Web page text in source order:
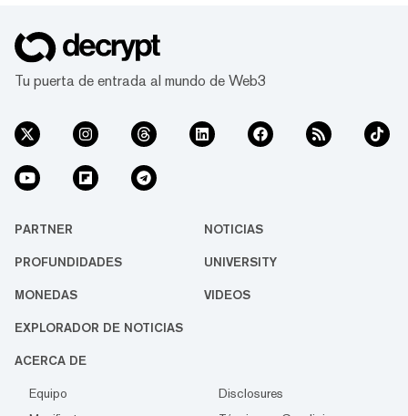
Tu puerta de entrada al mundo de Web3
PARTNER NOTICIAS
PROFUNDIDADES UNIVERSITY
MONEDAS VIDEOS
EXPLORADOR DE NOTICIAS
ACERCA DE
Equipo
Disclosures